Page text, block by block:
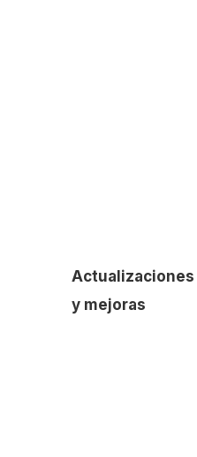
Actualizaciones
y mejoras